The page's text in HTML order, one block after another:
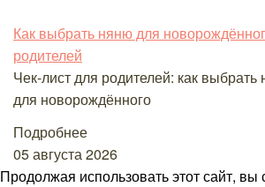
Как выбрать няню для
родителей
Чек-лист для родителей: как
для новорождённого
Подробнее
05 августа 2026
Продолжая использовать этот сайт, вы